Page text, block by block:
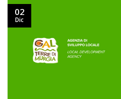
02
Dic